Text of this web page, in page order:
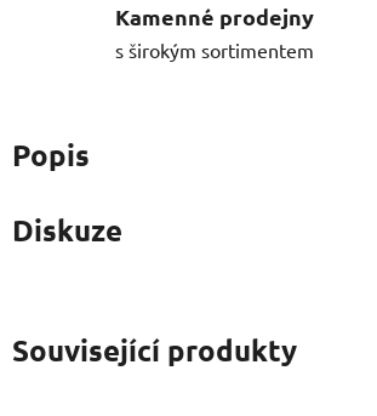
Kamenné prodejny
s širokým sortimentem
Popis
Diskuze
Související produkty